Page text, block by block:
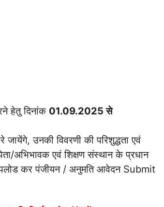
हेतु दिनांक 01.09.2025 से
उनकी विवरणी की परिशुद्धता एवं
अभिभावक एवं शिक्षण संस्थान के प्रधान
से अपलोड कर पंजीयन / अनुमति आवेदन Submit